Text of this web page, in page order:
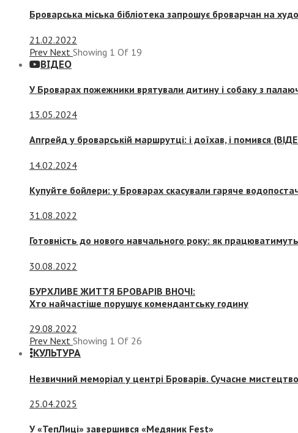
Броварська міська бібліотека запрошує броварчан на
21.02.2022
Prev Next Showing 1 Of 19
ВІДЕО
У Броварах пожежники врятували дитину і собаку з
13.05.2024
Апгрейд у броварській маршрутці: і доїхав, і помився
14.02.2024
Купуйте бойлери: у Броварах скасували гаряче
31.08.2022
Готовність до нового навчального року: як
30.08.2022
БУРХЛИВЕ ЖИТТЯ БРОВАРІВ ВНОЧІ:
Хто найчастіше порушує комендантську годину
29.08.2022
Prev Next Showing 1 Of 26
КУЛЬТУРА
Незвичний меморіал у центрі Броварів. Сучасне
25.04.2025
У «ТепЛиці» завершився «Медяник Fest»